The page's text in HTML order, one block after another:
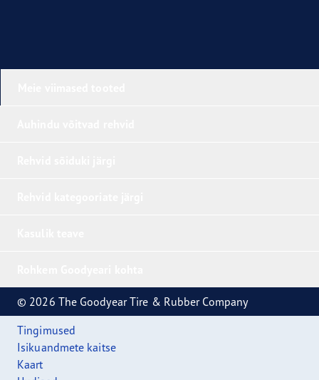
© 2026 The Goodyear Tire & Rubber Company
Tingimused
Isikuandmete kaitse
Kaart